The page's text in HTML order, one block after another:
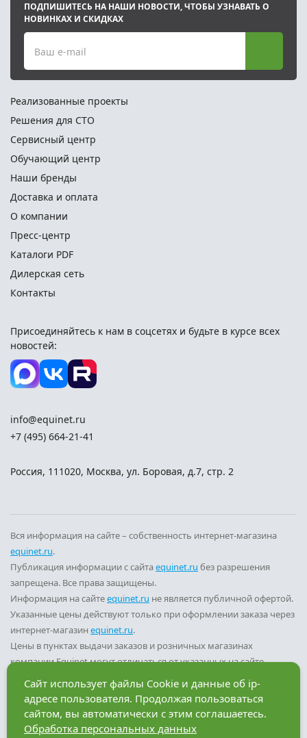
ПОДПИШИТЕСЬ НА НАШИ НОВОСТИ, ЧТОБЫ УЗНАВАТЬ О
НОВИНКАХ И СКИДКАХ
Ваш e-mail
Реализованные проекты
Решения для СТО
Сервисный центр
Обучающий центр
Наши бренды
Доставка и оплата
О компании
Пресс-центр
Каталоги PDF
Дилерская сеть
Контакты
Присоединяйтесь к нам в соцсетях и будьте в курсе всех
новостей:
info@equinet.ru
+7 (495) 664-21-41
Россия, 111020, Москва, ул. Боровая, д.7, стр. 2
Вся информация на сайте – собственность интернет-магазина
equinet.ru.
Публикация информации с сайтаequinet.ru без разрешения
запрещена. Все права защищены.
Информация на сайтеequinet.ru не является публичной офертой.
Указанные цены действуют только при оформлении заказа через
интернет-магазин equinet.ru.
Цены в пунктах выдачи заказов и розничных магазинах
компании Equinet могут отличаться от указанных на сайте.
Вы принимаете условия
политики конфиденциальности
пользовательского соглашения
каждый раз, когда оставляете
свои данные в любой форме обратной связи на сайте
Разработка сайта — компания «Факт»
Сайт использует файлы Cookie и данные об ip-
адресе пользователя. Продолжая пользоваться
сайтом, вы автоматически с этим соглашаетесь.
Обработка персональных данных